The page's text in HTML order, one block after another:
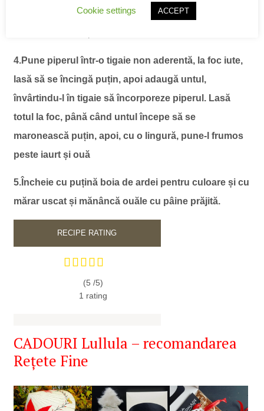
4.Pune piperul într-o tigaie non aderentă, la foc iute,
lasă să se încingă puțin, apoi adaugă untul,
învârtindu-l în tigaie să încorporeze piperul. Lasă
totul la foc, până când untul începe să se
maronească puțin, apoi, cu o lingură, pune-l frumos
peste iaurt și ouă
5.Încheie cu puțină boia de ardei pentru culoare și cu
mărar uscat și mănâncă ouăle cu pâine prăjită.
RECIPE RATING
(5 /5)
1 rating
CADOURI Lullula – recomandarea
Rețete Fine
Cookie settings
ACCEPT